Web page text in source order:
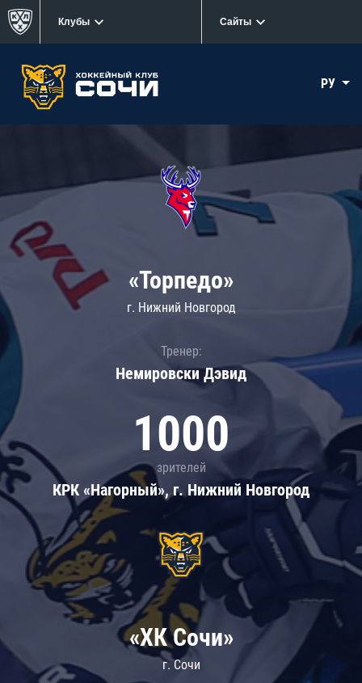
Клубы Сайты
РУ
«Торпедо»
г. Нижний Новгород
Тренер:
Немировски Дэвид
1000
зрителей
КРК «Нагорный», г. Нижний Новгород
«ХК Сочи»
г. Сочи